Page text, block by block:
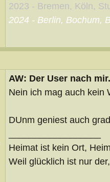
2023 - Bremen, Köln,
2024 - Berlin, Bochum,
AW: Der User nach
Nein ich mag auch kein
DUnm geniest auch
Heimat ist kein Ort,
Weil glücklich ist nur